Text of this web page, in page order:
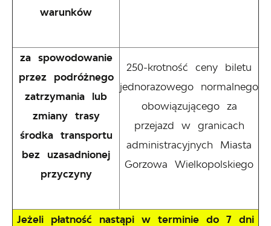
warunków
za spowodowanie
przez podróżnego
zatrzymania lub
zmiany trasy
środka transportu
bez uzasadnionej
przyczyny
250-krotność ceny biletu
jednorazowego normalnego
obowiązującego za
przejazd w granicach
administracyjnych Miasta
Gorzowa Wielkopolskiego
Jeżeli płatność nastąpi w terminie do 7 dni